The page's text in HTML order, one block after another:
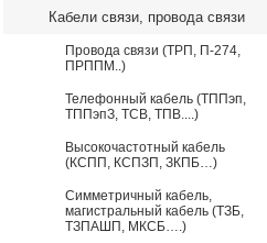
Кабели связи, провода связи
Провода связи (ТРП, П-274,
ПРППМ..)
Телефонный кабель (ТППэп,
ТППэпЗ, ТСВ, ТПВ....)
Высокочастотный кабель
(КСПП, КСПЗП, ЗКПБ…)
Симметричный кабель,
магистральный кабель (ТЗБ,
ТЗПАШП, МКСБ….)